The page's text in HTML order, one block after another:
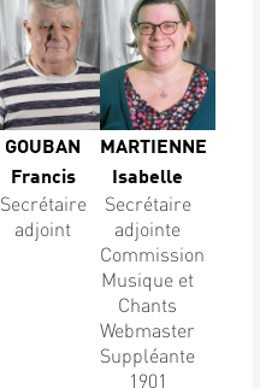
GOUBAN
Francis
Secrétaire
adjoint
MARTIENNE
Isabelle
Secrétaire
adjointe
Commission
Musique et
Chants
Webmaster
Suppléante
1901